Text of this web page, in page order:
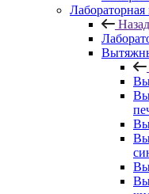
Назад